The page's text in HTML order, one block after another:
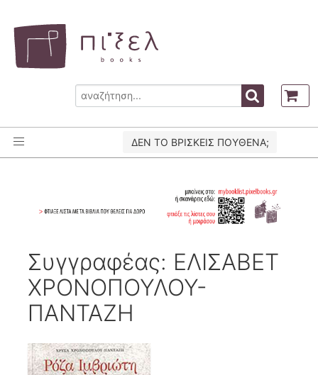
ΔΕΝ ΤΟ ΒΡΙΣΚΕΙΣ ΠΟΥΘΕΝΑ;
Συγγραφέας: ΕΛΙΣΑΒΕΤ
ΧΡΟΝΟΠΟΥΛΟΥ-
ΠΑΝΤΑΖΗ